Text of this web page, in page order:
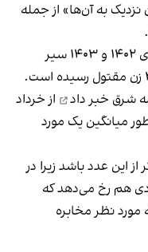
«مردان نزدیک به‌ آن‌ها» از جمله
این آمار در بازه زمانی مشابه در سال‌های ۱۴۰۲ و ۱۴۰۳ سیر
شرق خبر داد
از خرداد
روز، به‌طور میانگین یک مورد
این عدد باشد زیرا در
هم رخ می‌دهد که
مورد نظر مخابره